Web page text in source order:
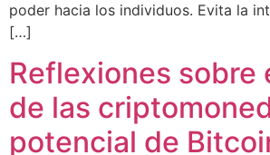
poder hacia los individuos. Evita la
[…]
Reflexiones sobre
de las
potencial de